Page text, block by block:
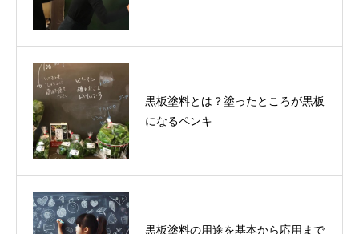
黒板塗料とは？塗ったところが黒板
になるペンキ
黒板塗料の用途を基本から応用まで